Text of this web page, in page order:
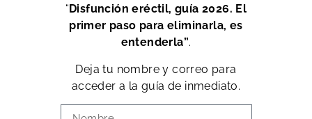
“ Disfunción eréctil, guía 2026. El
primer paso para eliminarla, es
entenderla”.
Deja tu nombre y correo para
acceder a la guía de inmediato.